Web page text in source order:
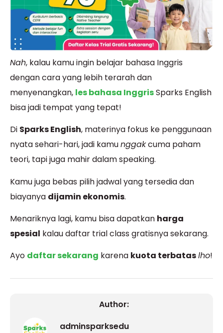
Nah, kalau kamu ingin belajar bahasa Inggris
dengan cara yang lebih terarah dan
menyenangkan, les bahasa InggrisSparks English
bisa jadi tempat yang tepat!
Di Sparks English, materinya fokus ke penggunaan
nyata sehari-hari, jadi kamunggakcuma paham
teori, tapi juga mahir dalam speaking.
Kamu juga bebas pilih jadwal yang tersedia dan
biayanya dijamin ekonomis.
Menariknya lagi, kamu bisa dapatkan harga
spesial kalau daftar trial class gratisnya sekarang.
Ayo daftar sekarang karena kuota terbataslho!
Author:
adminsparksedu